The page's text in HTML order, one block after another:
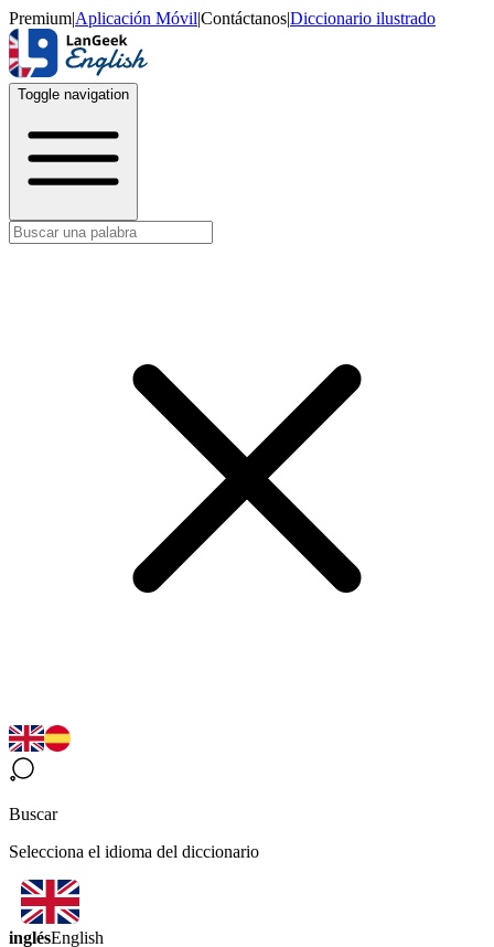
Premium|Aplicación Móvil|Contáctanos|Diccionario ilustrado
Toggle navigation
Buscar
Selecciona el idioma del diccionario
inglésEnglish